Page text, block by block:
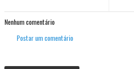
Nenhum comentário
Postar um comentário